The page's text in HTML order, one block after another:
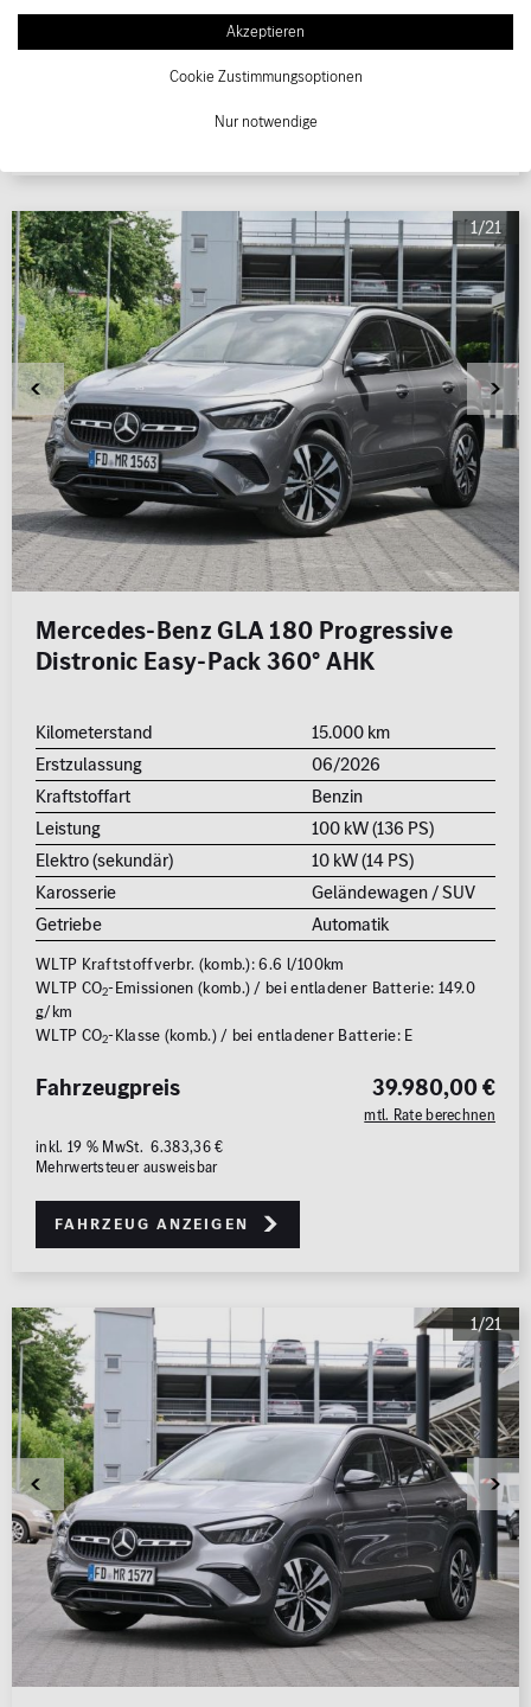
mtl. Rate berechnen
inkl. 19 % MwSt. 7.159,33 €
Mehrwertsteuer ausweisbar
Fahrzeug anzeigen
1/21
Mercedes-Benz GLA 180 Progressive
Distronic Easy-Pack 360° AHK
Kilometerstand
15.000 km
Erstzulassung
06/2026
Kraftstoffart
Benzin
Leistung
100 kW (136 PS)
Elektro (sekundär)
10 kW (14 PS)
Karosserie
Geländewagen / SUV
Getriebe
Automatik
WLTP Kraftstoffverbr. (komb.): 6.6 l/100km
WLTP CO2-Emissionen (komb.) / bei entladener Batterie: 149.0
g/km
WLTP CO2-Klasse (komb.) / bei entladener Batterie: E
39.980,00 €
mtl. Rate berechnen
Fahrzeugpreis
inkl. 19 % MwSt. 6.383,36 €
Mehrwertsteuer ausweisbar
Fahrzeug anzeigen
1/21
Akzeptieren
Cookie Zustimmungsoptionen
Nur notwendige